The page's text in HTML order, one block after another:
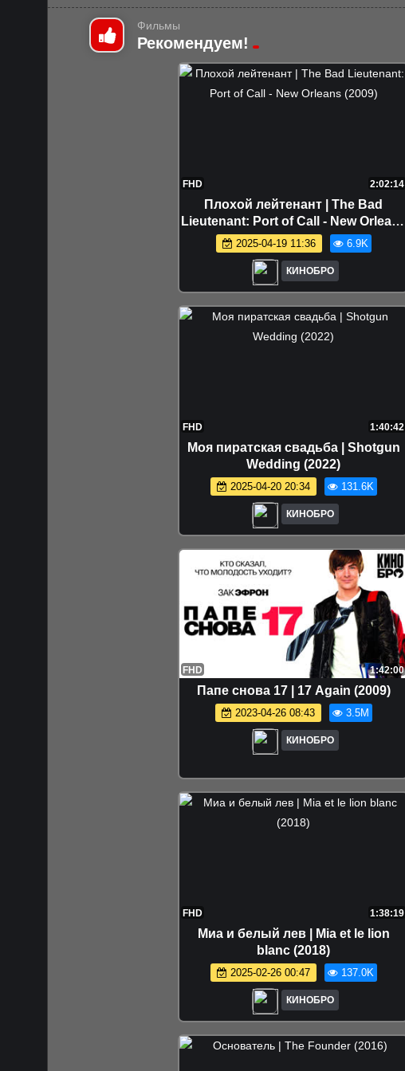
Фильмы
Рекомендуем!
FHD 2:02:14
Плохой лейтенант | The Bad
Lieutenant: Port of Call - New Orleans
(2009)
2025-04-19 11:36 6.9K
КИНОБРО
FHD 1:40:42
Моя пиратская свадьба | Shotgun
Wedding (2022)
2025-04-20 20:34 131.6K
КИНОБРО
FHD 1:42:00
Папе снова 17 | 17 Again (2009)
2023-04-26 08:43 3.5M
КИНОБРО
FHD 1:38:19
Миа и белый лев | Mia et le lion
blanc (2018)
2025-02-26 00:47 137.0K
КИНОБРО